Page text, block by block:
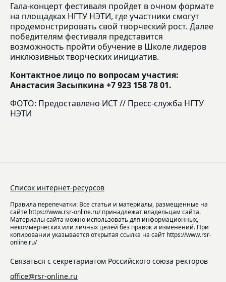
Гала-концерт фестиваля пройдет в очном формате
на площадках НГТУ НЭТИ, где участники смогут
продемонстрировать свой творческий рост. Далее
победителям фестиваля представится
возможность пройти обучение в Школе лидеров
инклюзивных творческих инициатив.
Контактное лицо по вопросам участия:
Анастасия Засыпкина +7 923 158 78 01.
ФОТО: Предоставлено ИСТ // Пресс-служба НГТУ
НЭТИ
Список интернет-ресурсов
Правила перепечатки: Все статьи и материалы, размещенные на
сайте https://www.rsr-online.ru/ принадлежат владельцам сайта.
Материалы сайта можно использовать для информационных,
некоммерческих или личных целей без правок и изменений. При
копировании указывается открытая ссылка на сайт https://www.rsr-
online.ru/
Связаться с секретариатом Российского союза ректоров
office@rsr-online.ru